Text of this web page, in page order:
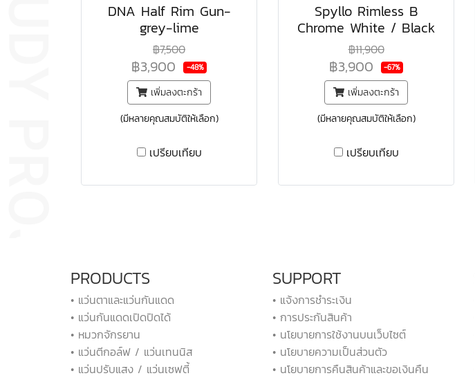
DNA Half Rim Gun-
grey-lime
฿7,500
฿3,900 -48%
เพิ่มลงตะกร้า
(มีหลายคุณสมบัติให้เลือก)
เปรียบเทียบ
Spyllo Rimless B
Chrome White / Black
฿11,900
฿3,900 -67%
เพิ่มลงตะกร้า
(มีหลายคุณสมบัติให้เลือก)
เปรียบเทียบ
PRODUCTS
• แว่นตาและแว่นกันแดด
• แว่นกันแดดเปิดปิดได้
• หมวกจักรยาน
• แว่นตีกอล์ฟ / แว่นเทนนิส
• แว่นปรับแสง / แว่นเซฟตี้
SUPPORT
• แจ้งการชำระเงิน
• การประกันสินค้า
• นโยบายการใช้งานบนเว็บไซต์
• นโยบายความเป็นส่วนตัว
• นโยบายการคืนสินค้าและขอเงินคืน